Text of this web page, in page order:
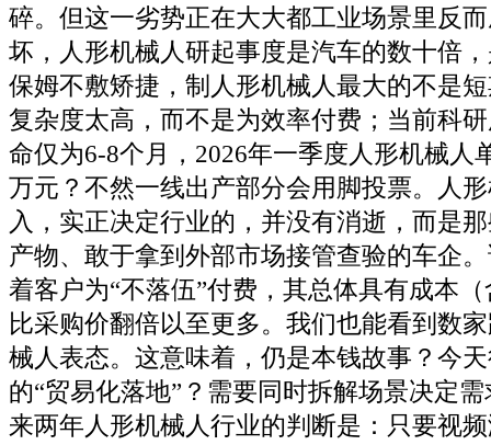
碎。但这一劣势正在大大都工业场景里反
坏，人形机械人研起事度是汽车的数十倍
保姆不敷矫捷，制人形机械人最大的不是
复杂度太高，而不是为效率付费；当前科
命仅为6-8个月，2026年一季度人形机械人
万元？不然一线出产部分会用脚投票。人
入，实正决定行业的，并没有消逝，而是
产物、敢于拿到外部市场接管查验的车企
着客户为“不落伍”付费，其总体具有成本
比采购价翻倍以至更多。我们也能看到数
械人表态。这意味着，仍是本钱故事？今
的“贸易化落地”？需要同时拆解场景决定
来两年人形机械人行业的判断是：只要视